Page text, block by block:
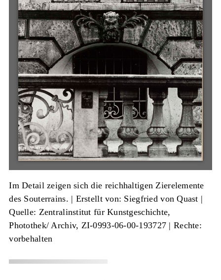
Im Detail zeigen sich die reichhaltigen Zierelemente
des Souterrains. | Erstellt von: Siegfried von Quast |
Quelle: Zentralinstitut für Kunstgeschichte,
Photothek/ Archiv, ZI-0993-06-00-193727 | Rechte:
vorbehalten